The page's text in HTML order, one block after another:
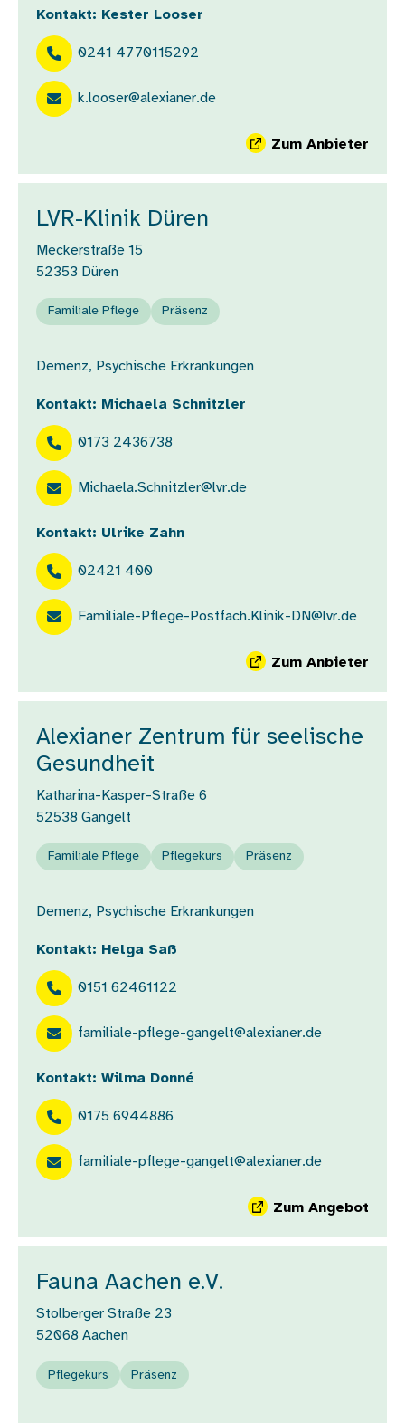
Kontakt: Kester Looser
0241 4770115292
k.looser@alexianer.de
Zum Anbieter
LVR-Klinik Düren
Meckerstraße 15
52353 Düren
Familiale Pflege Präsenz
Demenz, Psychische Erkrankungen
Kontakt: Michaela Schnitzler
0173 2436738
Michaela.Schnitzler@lvr.de
Kontakt: Ulrike Zahn
02421 400
Familiale-Pflege-Postfach.Klinik-DN@lvr.de
Zum Anbieter
Alexianer Zentrum für seelische
Gesundheit
Katharina-Kasper-Straße 6
52538 Gangelt
Familiale Pflege Pflegekurs Präsenz
Demenz, Psychische Erkrankungen
Kontakt: Helga Saß
0151 62461122
familiale-pflege-gangelt@alexianer.de
Kontakt: Wilma Donné
0175 6944886
familiale-pflege-gangelt@alexianer.de
Zum Angebot
Fauna Aachen e.V.
Stolberger Straße 23
52068 Aachen
Pflegekurs Präsenz